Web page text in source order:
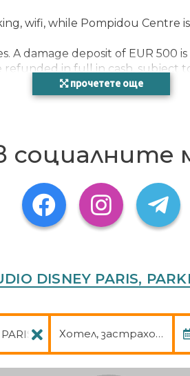
wifi, while Pompidou
damage deposit of EUR 500
in full in cash, subject
прочетете още
социалните
DISNEY PARIS,
Хотел, застраховка